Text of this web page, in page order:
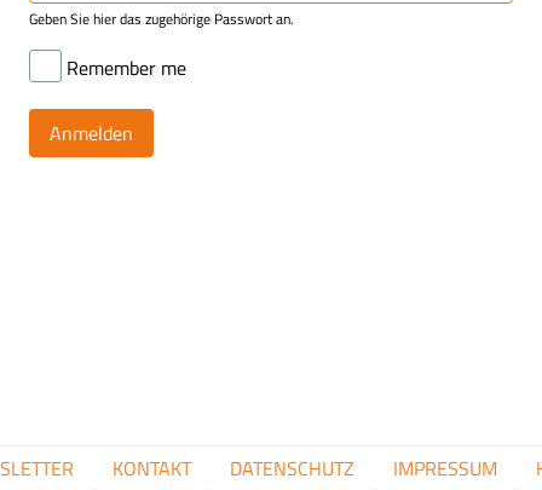
Geben Sie hier das zugehörige Passwort an.
Remember me
FUSSZEILENMENÜKONTAKT DATENSCHUTZ IMPRESSUM